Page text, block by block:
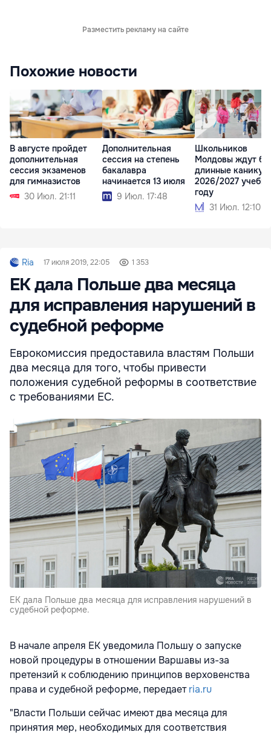
Разместить рекламу на сайте
Похожие новости
В августе пройдет
дополнительная
сессия экзаменов
для гимназистов
30 Июл. 21:11
Дополнительная
сессия на степень
бакалавра
начинается 13 июля
9 Июл. 17:48
Школьников
Молдовы ждут
длинные
2026/2027
году
31 Июл. 12:10
Ria 17 июля 2019, 22:05 1 353
ЕК дала Польше два месяца
для исправления нарушений в
судебной реформе
Еврокомиссия предоставила властям Польши
два месяца для того, чтобы привести
положения судебной реформы в соответствие
с требованиями ЕС.
ЕК дала Польше два месяца для исправления нарушений в
судебной реформе.
В начале апреля ЕК уведомила Польшу о запуске
новой процедуры в отношении Варшавы из-за
претензий к соблюдению принципов верховенства
права и судебной реформе, передаетria.ru
"Власти Польши сейчас имеют два месяца для
принятия мер, необходимых для соответствия